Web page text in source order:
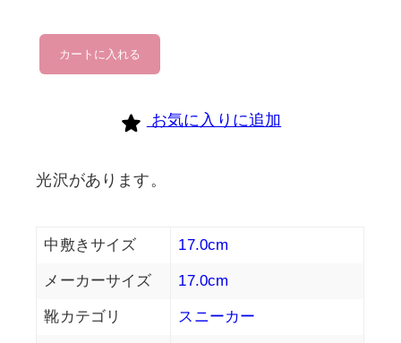
asics
個
カートに入れる
お気に入りに追加
光沢があります。
中敷きサイズ 17.0cm
メーカーサイズ 17.0cm
靴カテゴリ スニーカー